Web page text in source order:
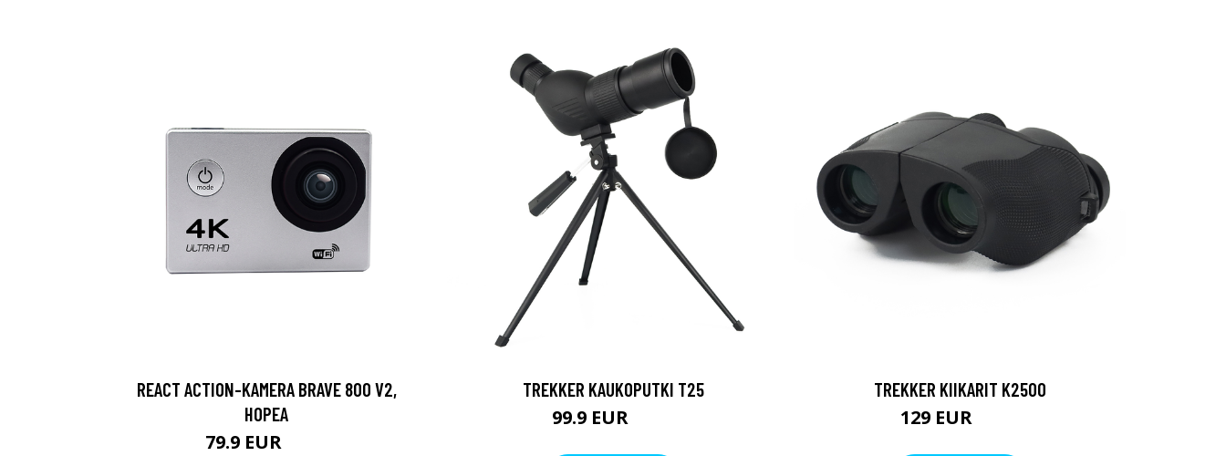
REACT ACTION-KAMERA BRAVE 800 V2,
HOPEA
79.9 EUR
TREKKER KAUKOPUTKI T25
99.9 EUR
TREKKER KIIKARIT K2500
129 EUR